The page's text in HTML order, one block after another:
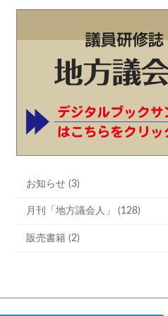
お知らせ (3)
月刊「地方議会人」 (128)
販売書籍 (2)